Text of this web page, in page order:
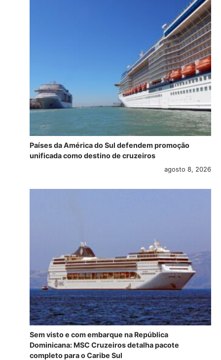
Países da América do Sul defendem promoção
unificada como destino de cruzeiros
agosto 8, 2026
Sem visto e com embarque na República
Dominicana: MSC Cruzeiros detalha pacote
completo para o Caribe Sul